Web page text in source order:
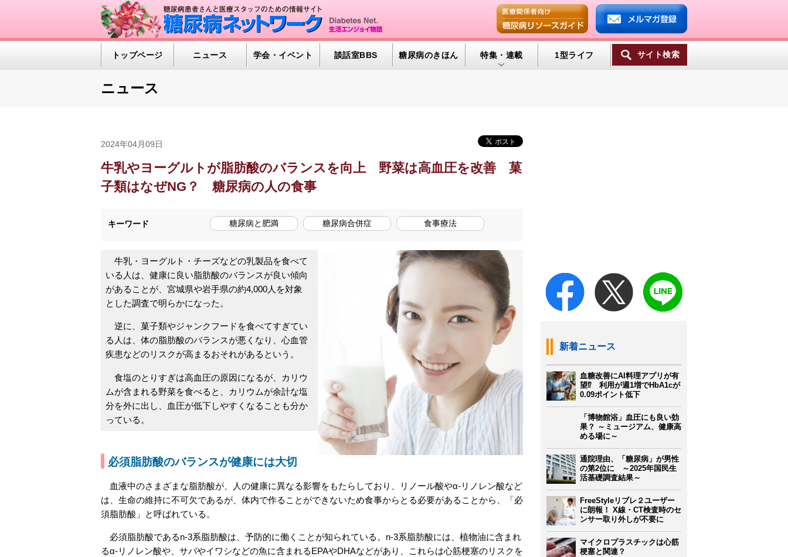
トップページ ニュース 学会・イベント 談話室BBS 糖尿病のきほん 特集・連載
特集・連載 一覧へ
1型ライフ サイト検索
ニュース
2024年04月09日
牛乳やヨーグルトが脂肪酸のバランスを向上 野菜は高血圧を改善 菓
子類はなぜNG？ 糖尿病の人の食事
キーワード 糖尿病と肥満 糖尿病合併症 食事療法
牛乳・ヨーグルト・チーズなどの乳製品を食べて
いる人は、健康に良い脂肪酸のバランスが良い傾向
があることが、宮城県や岩手県の約4,000人を対象
とした調査で明らかになった。
逆に、菓子類やジャンクフードを食べてすぎてい
る人は、体の脂肪酸のバランスが悪くなり、心血管
疾患などのリスクが高まるおそれがあるという。
食塩のとりすぎは高血圧の原因になるが、カリウ
ムが含まれる野菜を食べると、カリウムが余計な塩
分を外に出し、血圧が低下しやすくなることも分か
っている。
必須脂肪酸のバランスが健康には大切
血液中のさまざまな脂肪酸が、人の健康に異なる影響をもたらしており、リノール酸やα-リノレン酸など
は、生命の維持に不可欠であるが、体内で作ることができないため食事からとる必要があることから、「必
須脂肪酸」と呼ばれている。
必須脂肪酸であるn-3系脂肪酸は、予防的に働くことが知られている。n-3系脂肪酸には、植物油に含まれ
るα-リノレン酸や、サバやイワシなどの魚に含まれるEPAやDHAなどがあり、これらは心筋梗塞のリスクを
新着ニュース
血糖改善にAI料理アプリが有
望⁉ 利用が週1増でHbA1cが
0.09ポイント低下
「博物館浴」血圧にも良い効
果？ ～ミュージアム、健康高
める場に～
通院理由、「糖尿病」が男性
の第2位に ～2025年国民生
活基礎調査結果～
FreeStyleリブレ２ユーザー
に朗報！ X線・CT検査時のセ
ンサー取り外しが不要に
マイクロプラスチックは心筋
梗塞と関連？